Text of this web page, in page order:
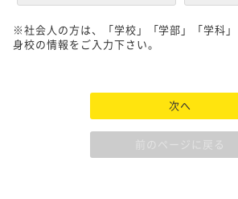
※社会人の方は、「学校」「学部」「学科
身校の情報をご入力下さい。
次へ
前のページに戻る